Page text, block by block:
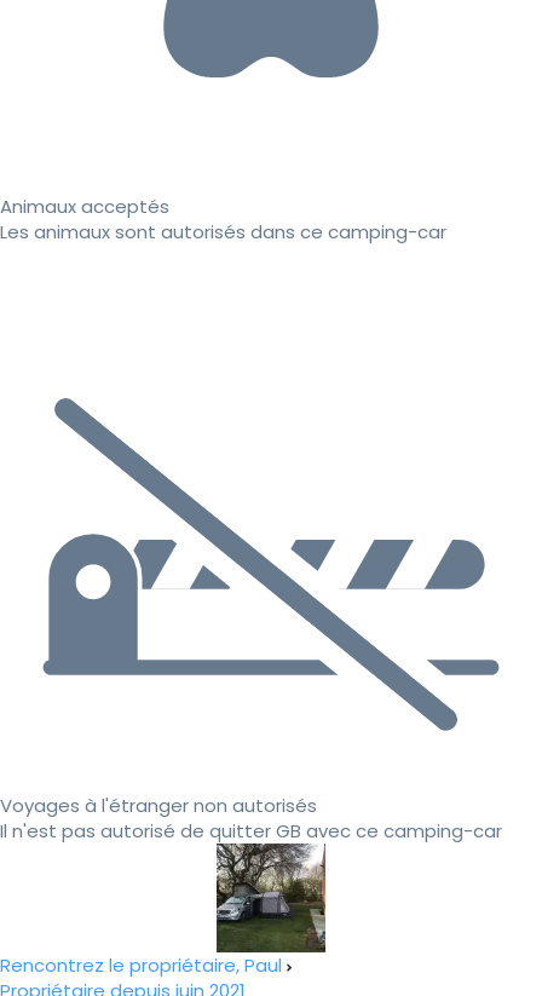
Animaux acceptés
Les animaux sont autorisés dans ce camping-car
Voyages à l'étranger non autorisés
Il n'est pas autorisé de quitter GB avec ce camping-car
Rencontrez le propriétaire, Paul
Propriétaire depuis juin 2021